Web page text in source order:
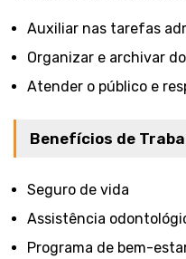
Auxiliar nas tarefas
Organizar e archivar
Atender o público e
Benefícios de
Seguro de vida
Assistência
Programa de bem-